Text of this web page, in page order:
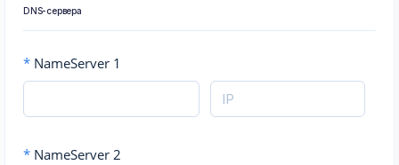
DNS-сервера
* NameServer 1
* NameServer 2